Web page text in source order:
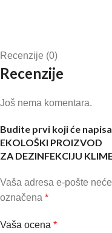
Recenzije (0)
Recenzije
Još nema komentara.
Budite prvi koji će
EKOLOŠKI PROIZVOD
ZA DEZINFEKCIJU
Vaša adresa e-pošte
označena *
Vaša ocena *